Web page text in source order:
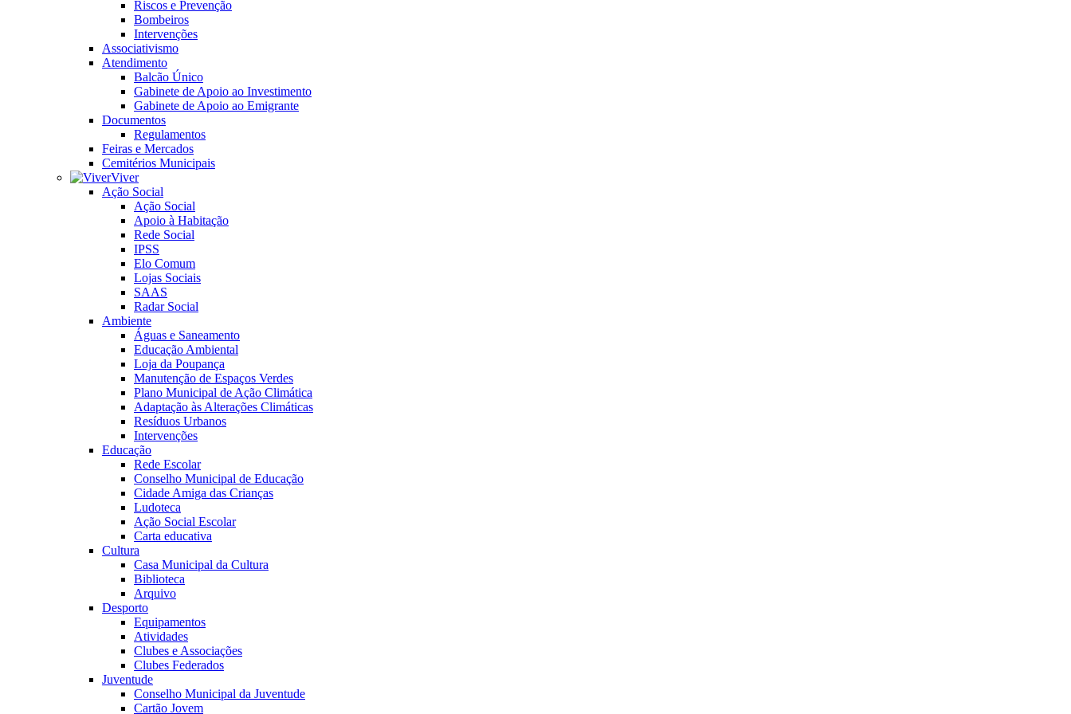
Riscos e Prevenção
Bombeiros
Intervenções
Associativismo
Atendimento
Balcão Único
Gabinete de Apoio ao Investimento
Gabinete de Apoio ao Emigrante
Documentos
Regulamentos
Feiras e Mercados
Cemitérios Municipais
Viver
Ação Social
Ação Social
Apoio à Habitação
Rede Social
IPSS
Elo Comum
Lojas Sociais
SAAS
Radar Social
Ambiente
Águas e Saneamento
Educação Ambiental
Loja da Poupança
Manutenção de Espaços Verdes
Plano Municipal de Ação Climática
Adaptação às Alterações Climáticas
Resíduos Urbanos
Intervenções
Educação
Rede Escolar
Conselho Municipal de Educação
Cidade Amiga das Crianças
Ludoteca
Ação Social Escolar
Carta educativa
Cultura
Casa Municipal da Cultura
Biblioteca
Arquivo
Desporto
Equipamentos
Atividades
Clubes e Associações
Clubes Federados
Juventude
Conselho Municipal da Juventude
Cartão Jovem